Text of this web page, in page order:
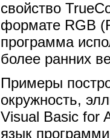
свойство
формате RGB
программа
более ранних
Примеры
окружность,
Visual Basic for
язык